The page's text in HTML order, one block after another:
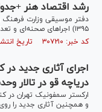
رشد اقتصاد هنر
۱۳۹۵) اجراهای صحنه‌ای و تعداد دفعات این اجرا‌ها را اعلام کرد.
کد خبر: ۳۰۷۲۱۰ تاریخ انتشار : ۱۳۹۶/۰۲/۱۹
اجرای آثاری جدید
دریاچه قو در تالار
ارکستر سمفونیک تهران در
و همچنین آثاری جدید را